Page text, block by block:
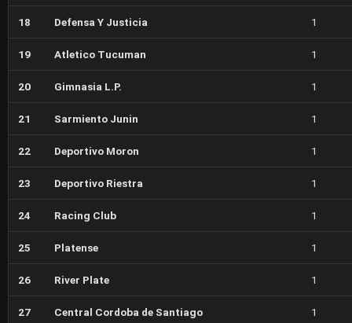
18 Defensa Y Justicia 1
19 Atletico Tucuman 1
20 Gimnasia L.P. 1
21 Sarmiento Junin 1
22 Deportivo Moron 1
23 Deportivo Riestra 1
24 Racing Club 1
25 Platense 1
26 River Plate 1
27 Central Cordoba de Santiago 1